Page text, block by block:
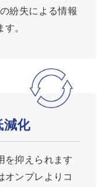
紛失による情報
。
減化
を抑えられます
オンプレよりコ